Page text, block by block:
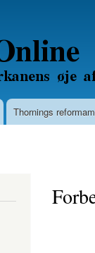
Thornings